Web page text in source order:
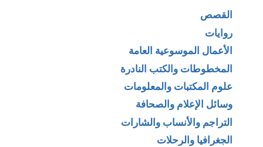
القصص
روايات
الأعمال الموسوعية العامة
المخطوطات والكتب النادرة
علوم المكتبات والمعلومات
وسائل الإعلام والصحافة
التراجم والأنساب والشارات
الجغرافيا والرحلات